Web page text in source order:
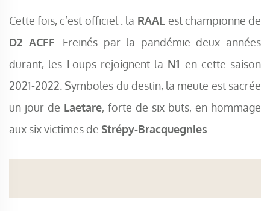
Cette fois, c’est officiel : la RAAL est championne de
D2 ACFF . Freinés par la pandémie deux années
durant, les Loups rejoignent la N1 en cette saison
2021-2022. Symboles du destin, la meute est sacrée
un jour de Laetare, forte de six buts, en hommage
aux six victimes de Strépy-Bracquegnies